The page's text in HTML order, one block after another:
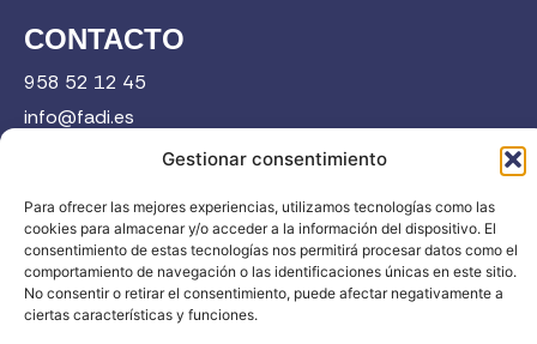
Gestionar consentimiento
Para ofrecer las mejores experiencias, utilizamos tecnologías como las
cookies para almacenar y/o acceder a la información del dispositivo. El
consentimiento de estas tecnologías nos permitirá procesar datos como el
comportamiento de navegación o las identificaciones únicas en este sitio.
No consentir o retirar el consentimiento, puede afectar negativamente a
ciertas características y funciones.
CONTACTO
958 52 12 45
info@fadi.es
C/ Carmen de Burgos, 14, 18008 Granada
Contacta